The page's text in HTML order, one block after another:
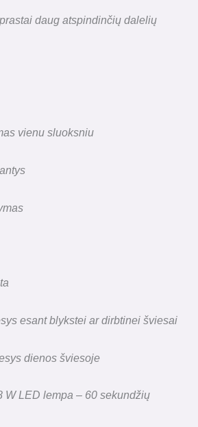
daug atspindinčių dalelių
vienu sluoksniu
esant blykstei ar dirbtinei šviesai
dienos šviesoje
W LED lempa – 60 sekundžių